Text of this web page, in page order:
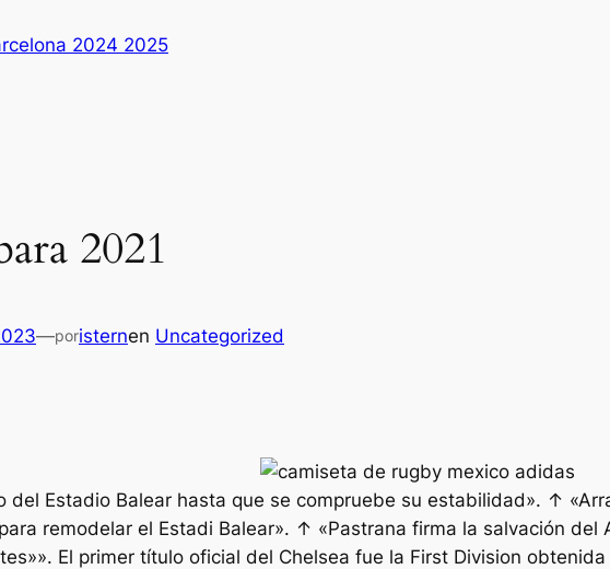
2024 2025
2021
—poristernen Uncategorized
del Estadio Balear hasta que se compruebe su estabilidad». ↑
remodelar el Estadi Balear». ↑ «Pastrana firma la salvación del
El primer título oficial del Chelsea fue la First Division